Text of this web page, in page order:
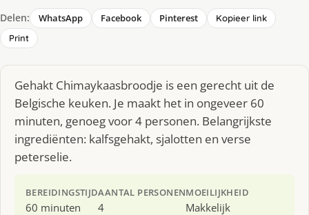
Delen: WhatsApp Facebook Pinterest
Kopieer link
Print
Gehakt Chimaykaasbroodje is een gerecht uit de
Belgische keuken. Je maakt het in ongeveer 60
minuten, genoeg voor 4 personen. Belangrijkste
ingrediënten: kalfsgehakt, sjalotten en verse
peterselie.
BEREIDINGSTIJD
60 minuten
AANTAL PERSONEN
4
MOEILIJKHEID
Makkelijk